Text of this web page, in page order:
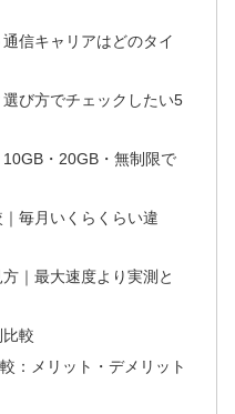
信キャリアはどのタイ
び方でチェックしたい5
・20GB・無制限で
毎月いくらくらい違
｜最大速度より実測と
較
：メリット・デメリット